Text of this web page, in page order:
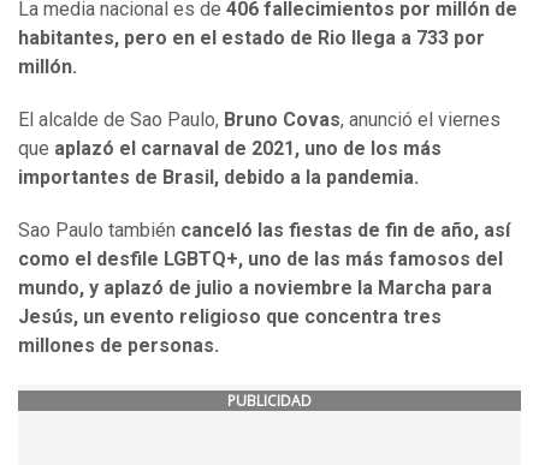
La media nacional es de 406 fallecimientos por millón de
habitantes, pero en el estado de Rio llega a 733 por
millón.
El alcalde de Sao Paulo, Bruno Covas, anunció el viernes
que aplazó el carnaval de 2021, uno de los más
importantes de Brasil, debido a la pandemia.
Sao Paulo también canceló las fiestas de fin de año, así
como el desfile LGBTQ+, uno de las más famosos del
mundo, y aplazó de julio a noviembre la Marcha para
Jesús, un evento religioso que concentra tres
millones de personas.
PUBLICIDAD